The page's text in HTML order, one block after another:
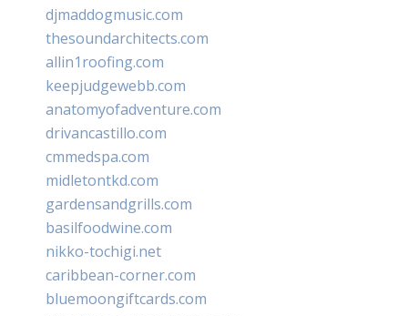
djmaddogmusic.com
thesoundarchitects.com
allin1roofing.com
keepjudgewebb.com
anatomyofadventure.com
drivancastillo.com
cmmedspa.com
midletontkd.com
gardensandgrills.com
basilfoodwine.com
nikko-tochigi.net
caribbean-corner.com
bluemoongiftcards.com